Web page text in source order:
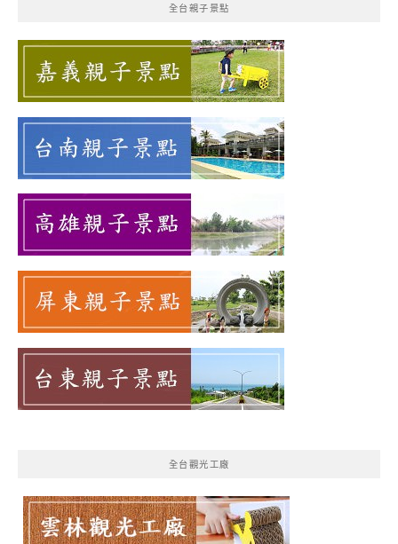
全台親子景點
全台觀光工廠